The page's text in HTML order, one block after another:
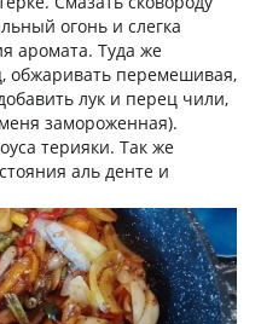
огонь и слегка
аромата. Туда же
обжаривать перемешивая,
лук и перец чили,
замороженная).
терияки. Так же
аль денте и